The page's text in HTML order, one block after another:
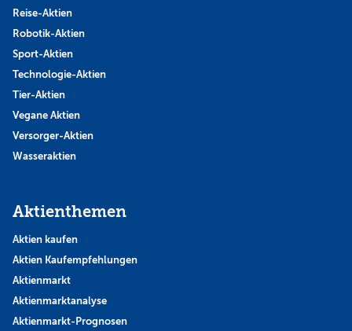
Reise-Aktien
Robotik-Aktien
Sport-Aktien
Technologie-Aktien
Tier-Aktien
Vegane Aktien
Versorger-Aktien
Wasseraktien
Aktienthemen
Aktien kaufen
Aktien Kaufempfehlungen
Aktienmarkt
Aktienmarktanalyse
Aktienmarkt-Prognosen